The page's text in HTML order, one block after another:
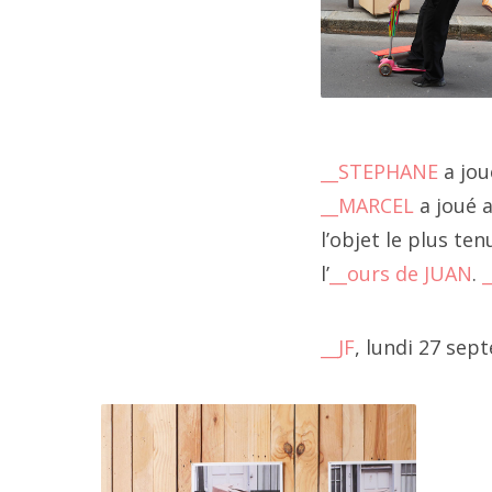
__STEPHANE a
__MARCEL a joué
l’objet le plus
l’ __ours de JUAN.
__JF, lundi 27
"